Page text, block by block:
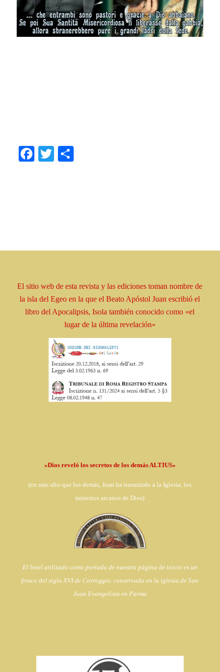
Facebook
Twitter
El sitio web de esta revista y las ediciones tomannombrede
la isla del Egeo en la que el Beato ApóstolJuan escribió el
librodel Apocalipsis, Isolatambién conocido como «el
lugar de la última revelación»
«Dios reveló los secretos de los demás ALTIUS»
(en más alto que los demás, Juan ha trasmitido a la Iglesia, los
misterios arcanos de Dios)
El bisel utilizado como portada de nuestra página de inicio es un
fresco del siglo XVI de Correggio. conservada en la iglesia deSan
Juan Evangelista en Parma